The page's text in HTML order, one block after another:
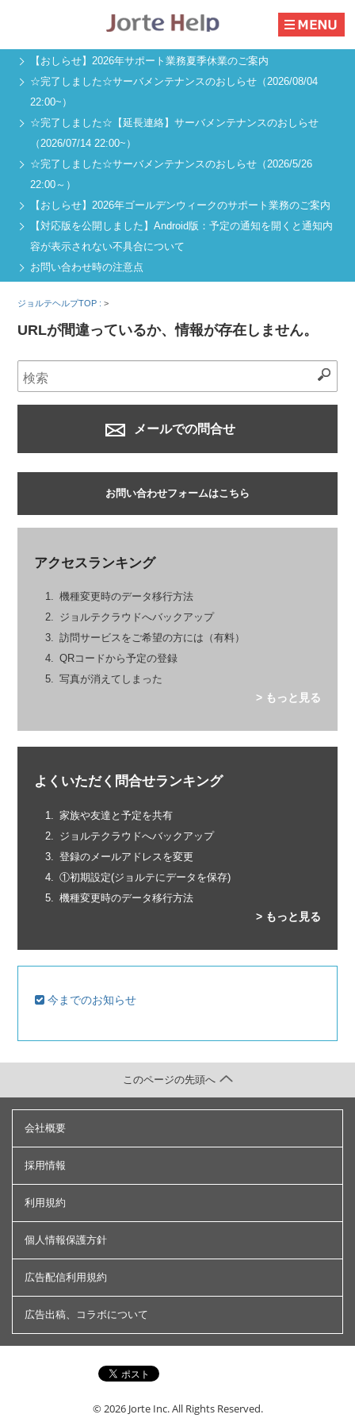
【おしらせ】2026年サポート業務夏季休業のご案内
☆完了しました☆サーバメンテナンスのおしらせ（2026/08/04
22:00~）
☆完了しました☆【延長連絡】サーバメンテナンスのおしらせ
（2026/07/14 22:00~）
☆完了しました☆サーバメンテナンスのおしらせ（2026/5/26
22:00～）
【おしらせ】2026年ゴールデンウィークのサポート業務のご案内
【対応版を公開しました】Android版：予定の通知を開くと通知内
容が表示されない不具合について
お問い合わせ時の注意点
ジョルテヘルプTOP :>
URLが間違っているか、情報が存在しません。
メールでの問合せ
お問い合わせフォームはこちら
アクセスランキング
機種変更時のデータ移行方法
ジョルテクラウドへバックアップ
訪問サービスをご希望の方には（有料）
QRコードから予定の登録
写真が消えてしまった
> もっと見る
よくいただく問合せランキング
家族や友達と予定を共有
ジョルテクラウドへバックアップ
登録のメールアドレスを変更
①初期設定(ジョルテにデータを保存)
機種変更時のデータ移行方法
> もっと見る
今までのお知らせ
会社概要
採用情報
利用規約
個人情報保護方針
広告配信利用規約
広告出稿、コラボについて
© 2026 Jorte Inc.All Rights Reserved.
このページの先頭へ